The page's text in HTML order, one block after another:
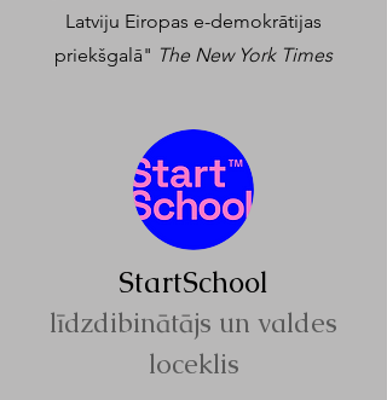
Latviju Eiropas e-demokrātijas
priekšgalā" The New York Times
StartSchool
līdzdibinātājs un valdes
loceklis